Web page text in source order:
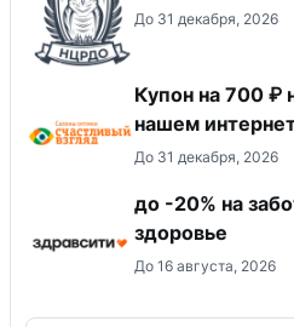
До 31 декабря, 2026
Купон на 700 ₽
нашем
До 31 декабря, 2026
до -20% на
здоровье
До 16 августа, 2026